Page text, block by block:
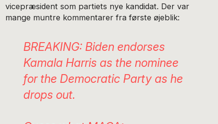
vicepræsident som partiets nye kandidat. Der var
mange muntre kommentarer fra første øjeblik:
BREAKING: Biden endorses
Kamala Harris as the nominee
for the Democratic Party as he
drops out.